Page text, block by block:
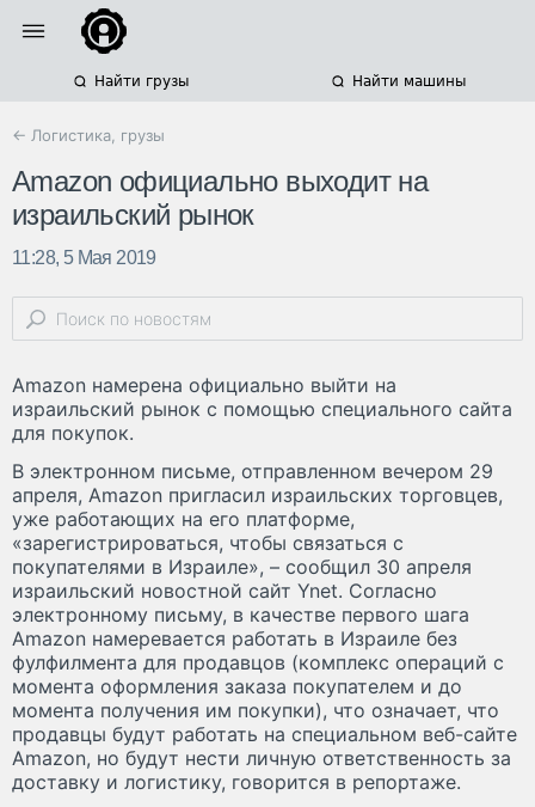
Найти грузы Найти машины
← Логистика, грузы
Amazon официально выходит на
израильский рынок
11:28, 5 Мая 2019
Amazon намерена официально выйти на
израильский рынок с помощью специального сайта
для покупок.
В электронном письме, отправленном вечером 29
апреля, Amazon пригласил израильских торговцев,
уже работающих на его платформе,
«зарегистрироваться, чтобы связаться с
покупателями в Израиле», – сообщил 30 апреля
израильский новостной сайт Ynet. Согласно
электронному письму, в качестве первого шага
Amazon намеревается работать в Израиле без
фулфилмента для продавцов (комплекс операций с
момента оформления заказа покупателем и до
момента получения им покупки), что означает, что
продавцы будут работать на специальном веб-сайте
Amazon, но будут нести личную ответственность за
доставку и логистику, говорится в репортаже.